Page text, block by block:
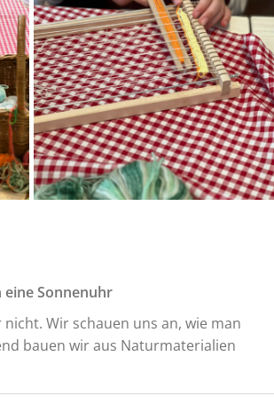
eine Sonnenuhr
Wir schauen uns an, wie man
bauen wir aus Naturmaterialien